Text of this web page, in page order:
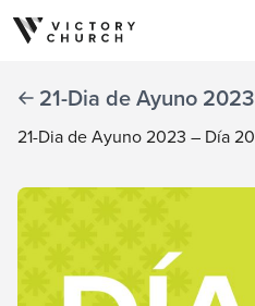
Skip to content
21-Dia de Ayuno 2023
21-Dia de Ayuno 2023 – Día 20